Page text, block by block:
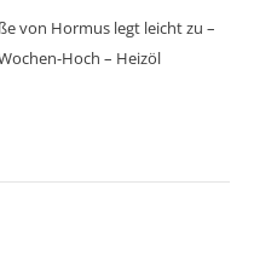
von Hormus legt leicht zu –
Hoch – Heizöl